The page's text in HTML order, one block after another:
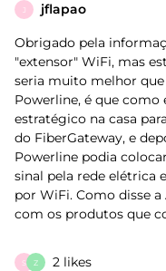
J jflapao
Obrigado pela
"extensor" WiFi, mas
seria muito melhor que
Powerline, é que
estratégico na casa
do FiberGateway, e
Powerline podia
sinal pela rede elétrica
por WiFi. Como disse
com os produtos que
S Z 2 likes